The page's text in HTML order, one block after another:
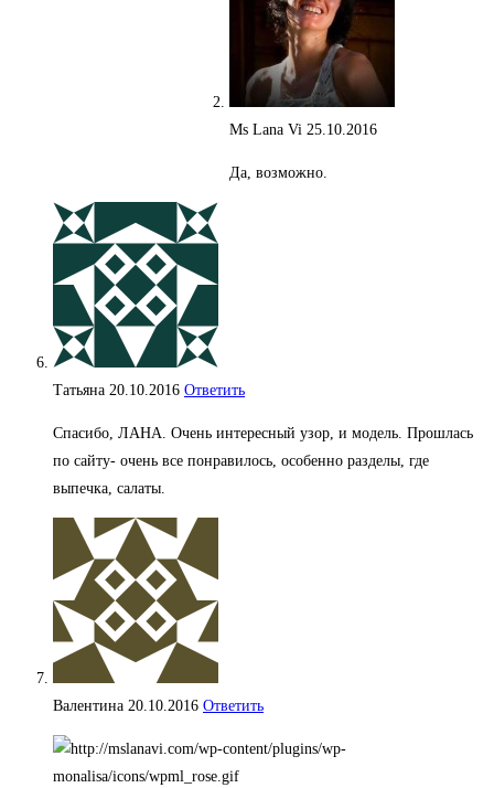
Ms Lana Vi 25.10.2016
Да, возможно.
Татьяна 20.10.2016 Ответить
Спасибо, ЛАНА. Очень интересный узор, и модель. Прошлась
по сайту- очень все понравилось, особенно разделы, где
выпечка, салаты.
Валентина 20.10.2016 Ответить